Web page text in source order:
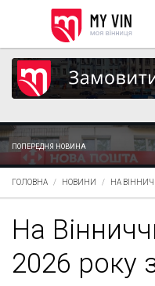
ПОПЕРЕДНЯ НОВИНА
ГОЛОВНА НОВИНИ НА
На
2026 року